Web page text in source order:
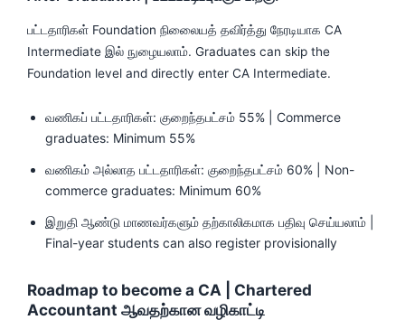
பட்டதாரிகள் Foundation நிலைையத் தவிர்த்து நேரடியாக CA
Intermediate இல் நுழையலாம். Graduates can skip the
Foundation level and directly enter CA Intermediate.
வணிகப் பட்டதாரிகள்: குறைந்தபட்சம் 55% | Commerce
graduates: Minimum 55%
வணிகம் அல்லாத பட்டதாரிகள்: குறைந்தபட்சம் 60% | Non-
commerce graduates: Minimum 60%
இறுதி ஆண்டு மாணவர்களும் தற்காலிகமாக பதிவு செய்யலாம் |
Final-year students can also register provisionally
Roadmap to become a CA | Chartered
Accountant ஆவதற்கான வழிகாட்டி